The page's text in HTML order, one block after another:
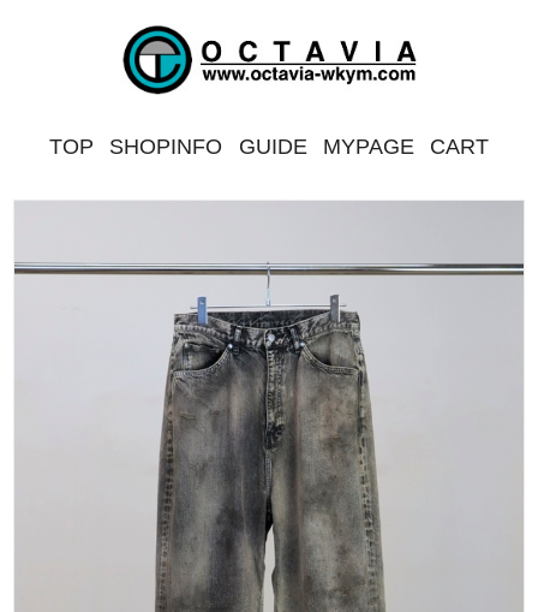
TOP SHOPINFO GUIDE MYPAGE CART